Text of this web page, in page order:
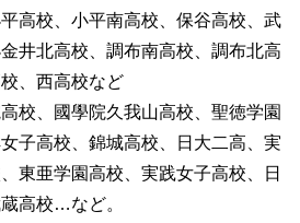
高校、小平南高校、保谷高校、武
井北高校、調布南高校、調布北高
、西高校など
校、國學院久我山高校、聖徳学園
子高校、錦城高校、日大二高、実
東亜学園高校、実践女子高校、日
高校…など。